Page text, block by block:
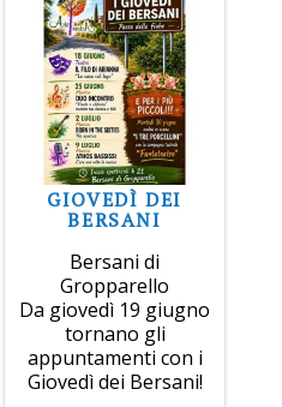
GIOVEDÌ DEI
BERSANI
Bersani di
Gropparello
Da giovedì 19 giugno
tornano gli
appuntamenti con i
Giovedì dei Bersani!